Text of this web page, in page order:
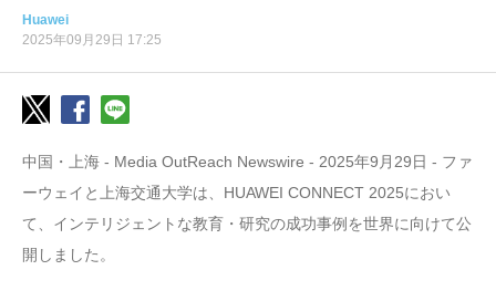
Huawei
2025年09月29日 17:25
中国・上海 - Media OutReach Newswire - 2025年9月29日 - ファ
ーウェイと上海交通大学は、HUAWEI CONNECT 2025におい
て、インテリジェントな教育・研究の成功事例を世界に向けて公
開しました。